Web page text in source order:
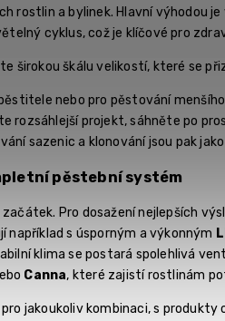
rostlin a bylinek. Hlavní výhodou
cyklus, což je klíčové pro
širokou škálu velikostí, které se
nebo pro pěstování
rozsáhlejší projekt, sáhněte po
sazenic a klonování jsou pak
pěstební systém
Pro dosažení nejlepších
například s úsporným a výkonným
klima se postará spolehlivá
Canna, které zajistí rostlinám
jakoukoliv kombinaci, s